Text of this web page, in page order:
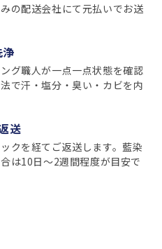
の配送会社にて元払いでお送
グ職人が一点一点状態を確認
で汗・塩分・臭い・カビを内
送
クを経てご返送します。藍染
は10日〜2週間程度が目安で